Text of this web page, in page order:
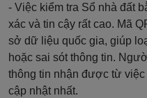
- Việc kiểm tra Sổ nhà đất
xác và tin cậy rất cao. Mã
sở dữ liệu quốc gia, giúp
hoặc sai sót thông tin.
thông tin nhận được từ
cập nhật nhất.